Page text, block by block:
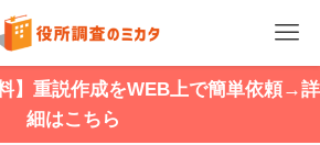
】重説作成をWEB上で簡単依頼→詳
細はこちら